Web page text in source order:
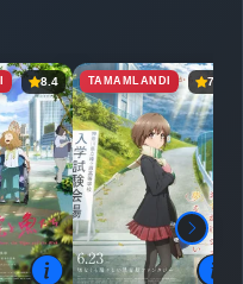
8.4 TAMAMLANDI 7.7